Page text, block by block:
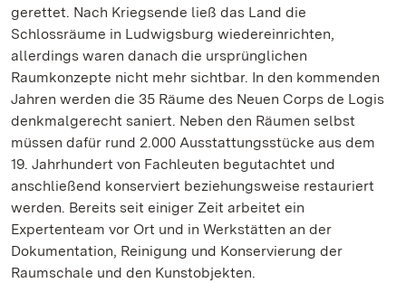
gerettet. Nach Kriegsende ließ das Land die
Schlossräume in Ludwigsburg wiedereinrichten,
allerdings waren danach die ursprünglichen
Raumkonzepte nicht mehr sichtbar. In den kommenden
Jahren werden die 35 Räume des Neuen Corps de Logis
denkmalgerecht saniert. Neben den Räumen selbst
müssen dafür rund 2.000 Ausstattungsstücke aus dem
19. Jahrhundert von Fachleuten begutachtet und
anschließend konserviert beziehungsweise restauriert
werden. Bereits seit einiger Zeit arbeitet ein
Expertenteam vor Ort und in Werkstätten an der
Dokumentation, Reinigung und Konservierung der
Raumschale und den Kunstobjekten.